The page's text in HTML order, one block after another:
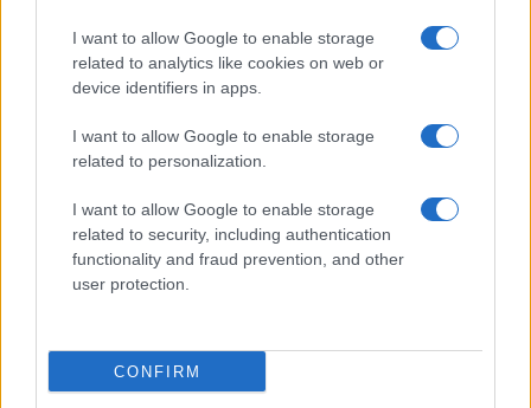
I want to allow Google to enable storage
related to analytics like cookies on web or
device identifiers in apps.
I want to allow Google to enable storage
related to personalization.
I want to allow Google to enable storage
related to security, including authentication
functionality and fraud prevention, and other
user protection.
CONFIRM
Τριμερές σύμφωνο Σαουδικής Αραβίας
– Πακιστάν – Τουρκίας – Υπογράφεται
σήμερα
ΕΛΙΑΜΕΠ: Ο οδηγός GEMS φωτίζει τους
αόρατους κινδύνους στο gaming